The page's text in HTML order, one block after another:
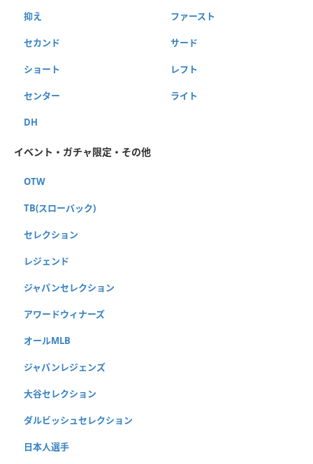
抑え ファースト
セカンド サード
ショート レフト
センター ライト
DH
イベント・ガチャ限定・その他
OTW
TB(スローバック)
セレクション
レジェンド
ジャパンセレクション
アワードウィナーズ
オールMLB
ジャパンレジェンズ
大谷セレクション
ダルビッシュセレクション
日本人選手